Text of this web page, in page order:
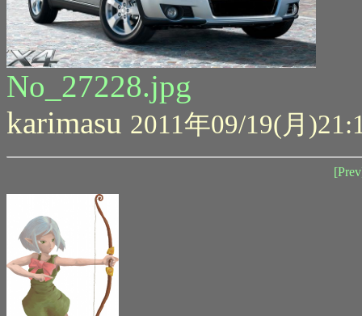
No_27228.jpg
karimasu 2011年09/19(月